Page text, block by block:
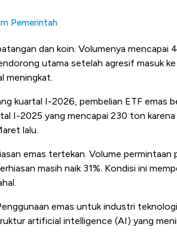
Pemerintah
dan koin. Volumenya mencapai
utama setelah agresif masuk
meningkat.
kuartal I-2026, pembelian ETF emas
I-2025 yang mencapai 230 ton
lalu.
emas tertekan. Volume permintaan
masih naik 31%. Kondisi ini
emas untuk industri teknologi
artificial intelligence (AI) yang